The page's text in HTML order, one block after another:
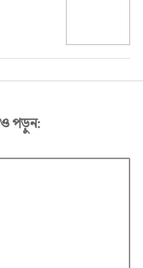
পড়ুন: